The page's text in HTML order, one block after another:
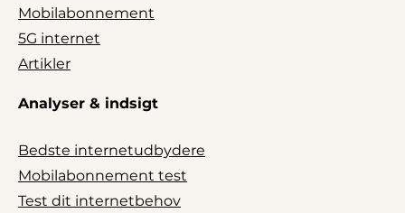
Mobilabonnement
5G internet
Artikler
Analyser & indsigt
Bedste internetudbydere
Mobilabonnement test
Test dit internetbehov